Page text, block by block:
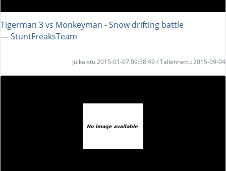
Tigerman 3 vs Monkeyman - Snow drifting battle
― StuntFreaksTeam
Julkaistu 2015-01-07 09:58:49 / Tallennettu 2015-09-04